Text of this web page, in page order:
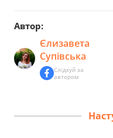
Автор:
Єлизавета
Супівська
Слідкуй за
автором